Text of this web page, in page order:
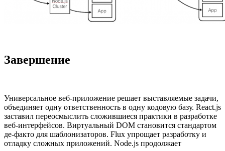
Завершение
Универсальное веб-приложение решает выставляемые задачи,
объединяет одну ответственность в одну кодовую базу. React.js
заставил переосмыслить сложившиеся практики в разработке
веб-интерфейсов. Виртуальный DOM становится стандартом
де-факто для шаблонизаторов. Flux упрощает разработку и
отладку сложных приложений. Node.js продолжает